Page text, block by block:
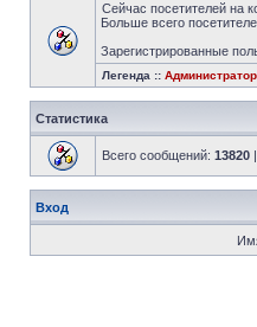
Сейчас посетителей на
Больше всего
Зарегистрированные
Легенда ::
Статистика
Всего сообщений: 13820
Вход